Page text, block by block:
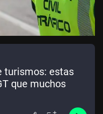
turismos: estas
que muchos